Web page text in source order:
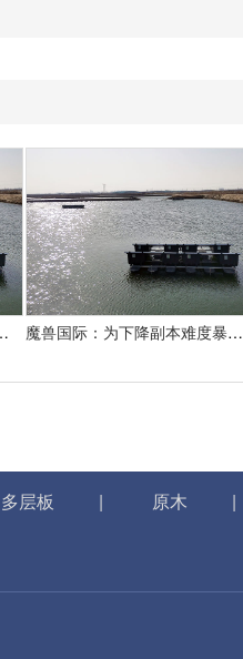
车出租最新排名一览 魔兽国际：为下降副本难度暴雪决议添加怪物50%血量
多层板 | 原木 |